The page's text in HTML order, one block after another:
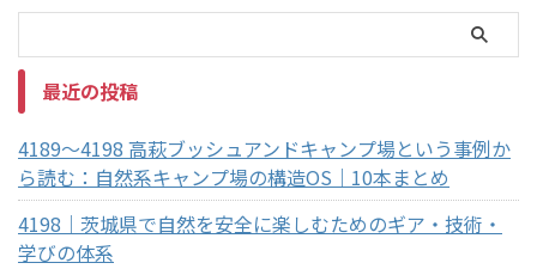
最近の投稿
4189～4198 高萩ブッシュアンドキャンプ場という事例か
ら読む：自然系キャンプ場の構造OS｜10本まとめ
4198｜茨城県で自然を安全に楽しむためのギア・技術・
学びの体系